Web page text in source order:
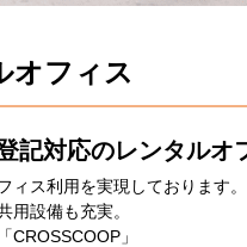
オフィス
記対応のレンタルオ
ス利用を実現しております。
用設備も充実。
CROSSCOOP」